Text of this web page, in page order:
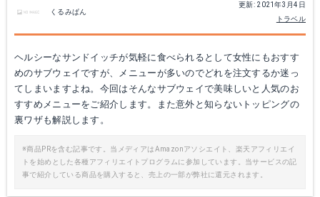
更新: 2021年3月4日
トラベル
くるみぱん
ヘルシーなサンドイッチが気軽に食べられるとして女性にもおすす
めのサブウェイですが、メニューが多いのでどれを注文するか迷っ
てしまいますよね。今回はそんなサブウェイで美味しいと人気のお
すすめメニューをご紹介します。また意外と知らないトッピングの
裏ワザも解説します。
※商品PRを含む記事です。当メディアはAmazonアソシエイト、楽天アフィリエイ
トを始めとした各種アフィリエイトプログラムに参加しています。当サービスの記
事で紹介している商品を購入すると、売上の一部が弊社に還元されます。